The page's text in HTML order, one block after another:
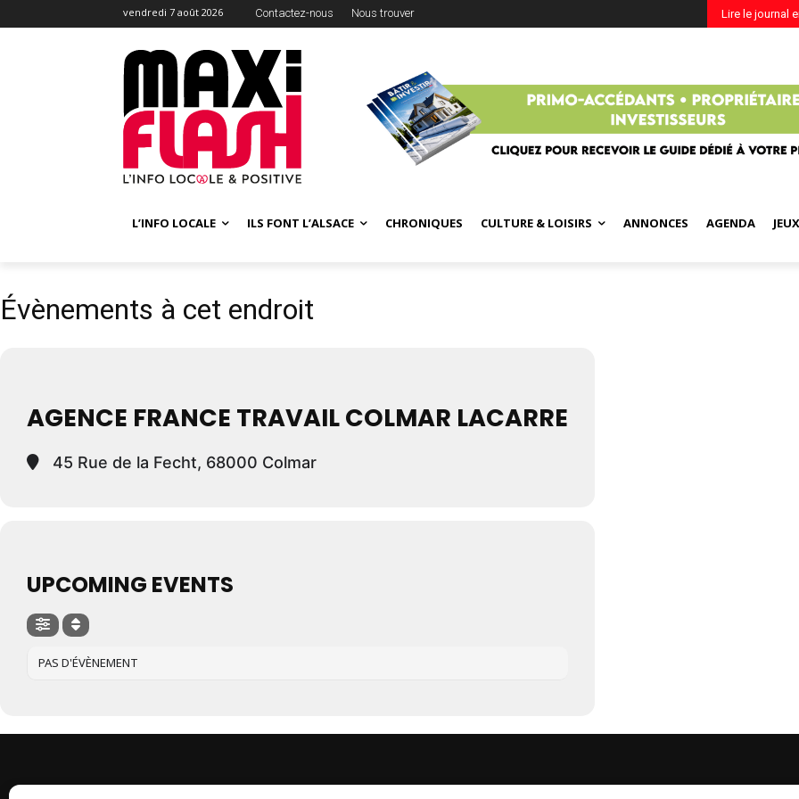
vendredi 7 août 2026 Contactez-nous Nous trouver Lire le journal
L’INFO LOCALE ILS FONT L’ALSACE CHRONIQUES CULTURE & LOISIRS ANNONCES AGENDA JEUX
Évènements à cet endroit
AGENCE FRANCE TRAVAIL COLMAR LACARRE
45 Rue de la Fecht, 68000 Colmar
UPCOMING EVENTS
PAS D'ÉVÈNEMENT